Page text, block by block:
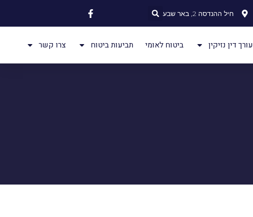
חיל ההנדסה 2, באר שבע
עורך דין נזיקין ביטוח לאומי תביעות ביטוח צרו קשר